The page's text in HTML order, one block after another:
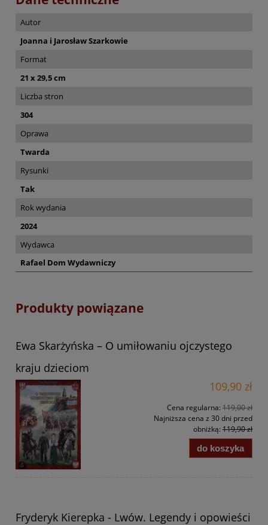
Autor
Joanna i Jarosław Szarkowie
Format
21 x 29,5 cm
Liczba stron
304
Oprawa
Twarda
Rysunki
Tak
Rok wydania
2024
Wydawca
Rafael Dom Wydawniczy
Produkty powiązane
Ewa Skarżyńska – O umiłowaniu ojczystego
kraju dzieciom
109,90 zł
Cena regularna: 119,00 zł
Najniższa cena z 30 dni przed
obniżką: 119,90 zł
do koszyka
Fryderyk Kierepka - Lwów. Legendy i opowieści